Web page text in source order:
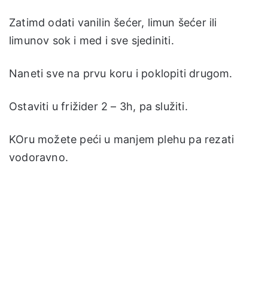
Zatimd odati vanilin šećer, limun šećer ili
limunov sok i med i sve sjediniti.
Naneti sve na prvu koru i poklopiti drugom.
Ostaviti u frižider 2 – 3h, pa služiti.
KOru možete peći u manjem plehu pa rezati
vodoravno.